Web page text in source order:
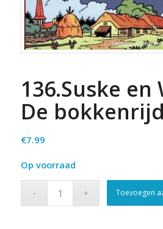
136.Suske en
De
€7.99
Op voorraad
Toevoegen